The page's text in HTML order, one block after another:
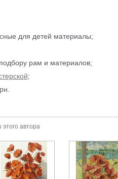
для детей материалы;
рам и материалов;
;
автора